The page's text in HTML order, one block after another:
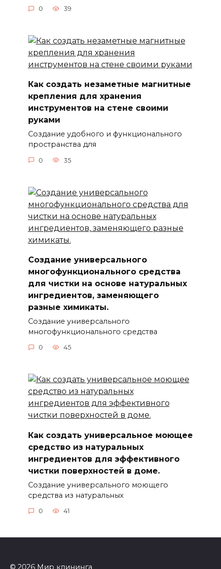
0 39
Как создать незаметные магнитные
крепления для хранения
инструментов на стене своими
руками
Создание удобного и функционального
пространства для
0 35
Создание универсального
многофункционального средства
для чистки на основе натуральных
ингредиентов, заменяющего
разные химикаты.
Создание универсального
многофункционального средства
0 45
Как создать универсальное моющее
средство из натуральных
ингредиентов для эффективного
чистки поверхностей в доме.
Создание универсального моющего
средства из натуральных
0 41
© 2026 Мир клининга